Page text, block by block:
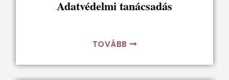
Adatvédelmi tanácsadás
TOVÁBB